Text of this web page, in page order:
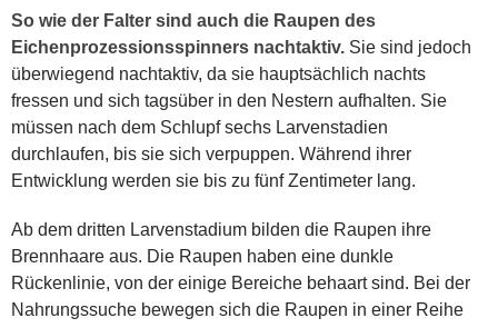
So wie der Falter sind auch die Raupen des
Eichenprozessionsspinners nachtaktiv. Sie sind jedoch
überwiegend nachtaktiv, da sie hauptsächlich nachts
fressen und sich tagsüber in den Nestern aufhalten. Sie
müssen nach dem Schlupf sechs Larvenstadien
durchlaufen, bis sie sich verpuppen. Während ihrer
Entwicklung werden sie bis zu fünf Zentimeter lang.
Ab dem dritten Larvenstadium bilden die Raupen ihre
Brennhaare aus. Die Raupen haben eine dunkle
Rückenlinie, von der einige Bereiche behaart sind. Bei der
Nahrungssuche bewegen sich die Raupen in einer Reihe